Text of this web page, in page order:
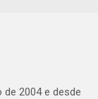
2004 e desde